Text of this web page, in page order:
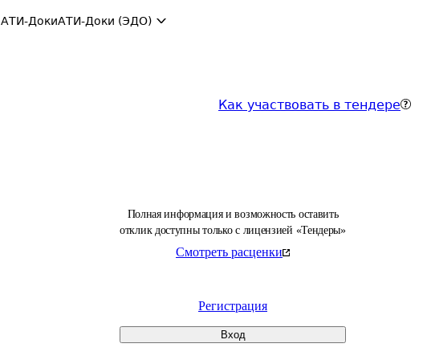
АТИ-ДокиАТИ-Доки (ЭДО)
Как участвовать в тендере
Полная информация и возможность оставить
отклик доступны только с лицензией «Тендеры»
Смотреть расценки
Регистрация
Вход